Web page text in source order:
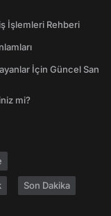
İşlemleri Rehberi
İçin Güncel San
mi?
Son Dakika